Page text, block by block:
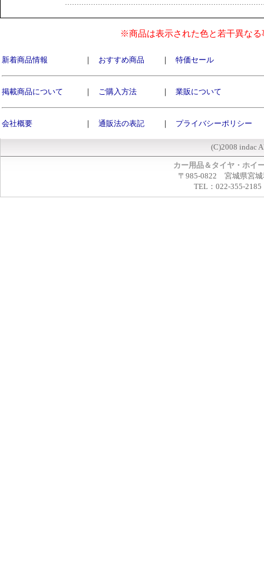
※商品は表示された色と若干異な
新着商品情報 ｜ おすすめ商品 ｜ 特価セール
掲載商品について ｜ ご購入方法 ｜ 業販について
会社概要 ｜ 通販法の表記 ｜ プライバシーポリシー
(C)2008 indac
カー用品＆タイヤ・ホイ
〒985-0822 宮城県宮城
TEL：022-355-